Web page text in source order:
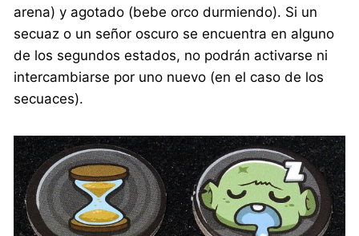
arena) y agotado (bebe orco durmiendo). Si un
secuaz o un señor oscuro se encuentra en alguno
de los segundos estados, no podrán activarse ni
intercambiarse por uno nuevo (en el caso de los
secuaces).